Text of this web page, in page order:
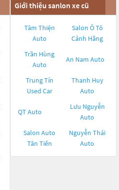
Giới thiệu sanlon xe cũ
Tâm Thiện
Auto
Salon Ô Tô
Cảnh Hằng
Trần Hùng
Auto
An Nam Auto
Trung Tín
Used Car
Thanh Huy
Auto
QT Auto
Lưu Nguyễn
Auto
Salon Auto
Tân Tiến
Nguyễn Thái
Auto